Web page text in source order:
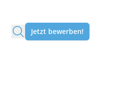
Jetzt bewerben!